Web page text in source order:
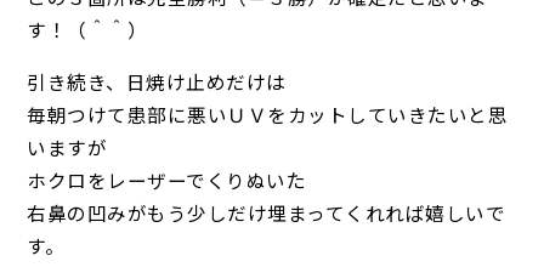
す！（＾＾）
引き続き、日焼け止めだけは
毎朝つけて患部に悪いＵＶをカットしていきたいと思
いますが
ホクロをレーザーでくりぬいた
右鼻の凹みがもう少しだけ埋まってくれれば嬉しいで
す。